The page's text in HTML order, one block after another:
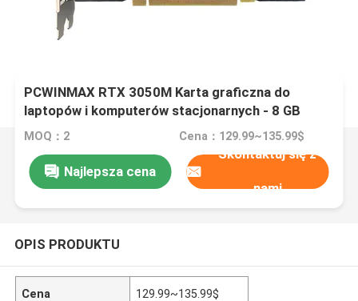
PCWINMAX RTX 3050M Karta graficzna do
laptopów i komputerów stacjonarnych - 8 GB
GDDR6 128-bitowa z portem wideo HD Display
MOQ：2 Cena：129.99~135.99$
Najlepsza cena
Skontaktuj się z
nami
OPIS PRODUKTU
Cena 129.99~135.99$